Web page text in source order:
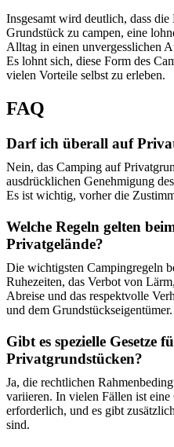
Insgesamt wird deutlich, dass
Grundstück zu campen, eine
Alltag in einen unvergesslichen
Es lohnt sich, diese Form des
vielen Vorteile selbst zu erleben.
FAQ
Darf ich überall auf
Nein, das Camping auf
ausdrücklichen Genehmigung
Es ist wichtig, vorher die
Welche Regeln gelten
Privatgelände?
Die wichtigsten Campingregeln
Ruhezeiten, das Verbot von
Abreise und das respektvolle
und dem Grundstückseigentümer.
Gibt es spezielle Gesetze
Privatgrundstücken?
Ja, die rechtlichen
variieren. In vielen Fällen ist
erforderlich, und es gibt
sind.